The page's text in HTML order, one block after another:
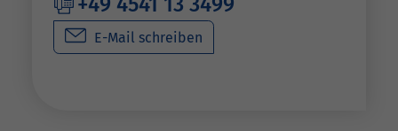
E-Mail schreiben